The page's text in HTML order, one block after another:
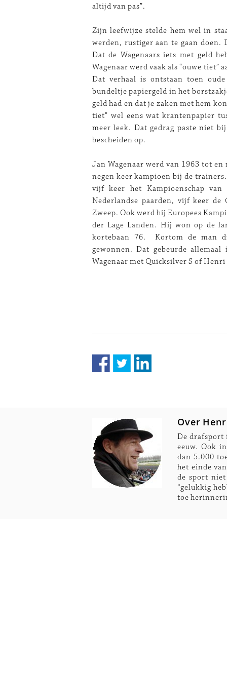
altijd van pas”.
Zijn leefwijze stelde hem wel in
werden, rustiger aan te gaan doen.
Dat de Wagenaars iets met geld
Wagenaar werd vaak als “ouwe tiet”
Dat verhaal is ontstaan toen
bundeltje papiergeld in het
geld had en dat je zaken met hem
tiet” wel eens wat krantenpapier
meer leek. Dat gedrag paste niet
bescheiden op.
Jan Wagenaar werd van 1963 tot
negen keer kampioen bij de
vijf keer het Kampioenschap
Nederlandse paarden, vijf keer
Zweep. Ook werd hij Europees
der Lage Landen. Hij won op de
kortebaan 76. Kortom de man
gewonnen. Dat gebeurde
Wagenaar met Quicksilver S of
Over
De drafsport
eeuw. Ook
dan 5.000
het einde
de sport
“gelukkig
toe